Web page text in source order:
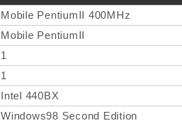
Mobile PentiumII 400MHz
Mobile PentiumII
1
1
Intel 440BX
Windows98 Second Edition